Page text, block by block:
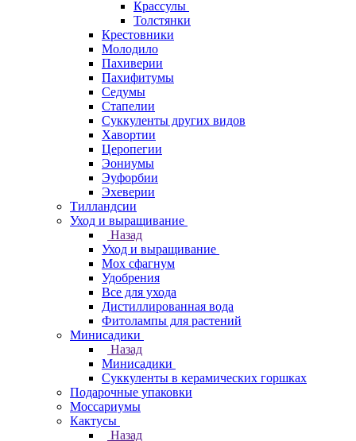
Крассулы
Толстянки
Крестовники
Молодило
Пахиверии
Пахифитумы
Седумы
Стапелии
Суккуленты других видов
Хавортии
Церопегии
Эониумы
Эуфорбии
Эхеверии
Тилландсии
Уход и выращивание
Назад
Уход и выращивание
Мох сфагнум
Удобрения
Все для ухода
Дистиллированная вода
Фитолампы для растений
Минисадики
Назад
Минисадики
Суккуленты в керамических горшках
Подарочные упаковки
Моссариумы
Кактусы
Назад